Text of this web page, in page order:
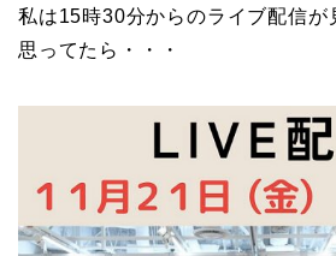
私は15時30分からのライブ配信
思ってたら・・・